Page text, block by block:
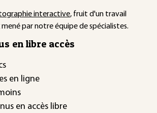
interactive, fruit d'un travail
par notre équipe de spécialistes.
en libre accès
en ligne
en accès libre